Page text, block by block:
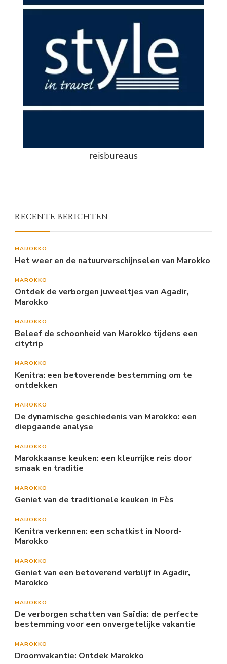
reisbureaus
RECENTE BERICHTEN
MAROKKO
Het weer en de natuurverschijnselen van Marokko
MAROKKO
Ontdek de verborgen juweeltjes van Agadir,
Marokko
MAROKKO
Beleef de schoonheid van Marokko tijdens een
citytrip
MAROKKO
Kenitra: een betoverende bestemming om te
ontdekken
MAROKKO
De dynamische geschiedenis van Marokko: een
diepgaande analyse
MAROKKO
Marokkaanse keuken: een kleurrijke reis door
smaak en traditie
MAROKKO
Geniet van de traditionele keuken in Fès
MAROKKO
Kenitra verkennen: een schatkist in Noord-
Marokko
MAROKKO
Geniet van een betoverend verblijf in Agadir,
Marokko
MAROKKO
De verborgen schatten van Saïdia: de perfecte
bestemming voor een onvergetelijke vakantie
MAROKKO
Droomvakantie: Ontdek Marokko